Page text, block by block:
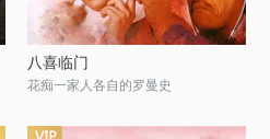
八喜临门
花痴一家人各自的罗曼史